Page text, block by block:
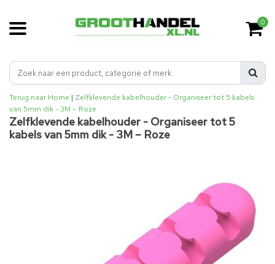
0
Terug naar Home | Zelfklevende kabelhouder - Organiseer tot 5 kabels
van 5mm dik - 3M – Roze
Zelfklevende kabelhouder - Organiseer tot 5
kabels van 5mm dik - 3M – Roze